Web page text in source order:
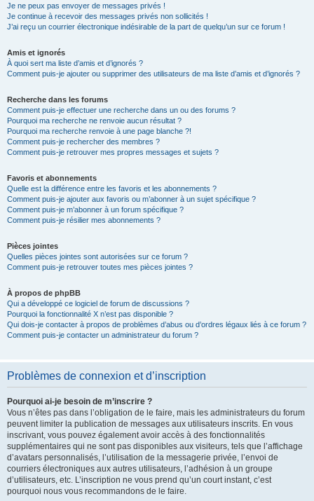
Je ne peux pas envoyer de messages privés !
Je continue à recevoir des messages privés non sollicités !
J’ai reçu un courrier électronique indésirable de la part de quelqu’un sur ce forum !
Amis et ignorés
À quoi sert ma liste d’amis et d’ignorés ?
Comment puis-je ajouter ou supprimer des utilisateurs de ma liste d’amis et d’ignorés ?
Recherche dans les forums
Comment puis-je effectuer une recherche dans un ou des forums ?
Pourquoi ma recherche ne renvoie aucun résultat ?
Pourquoi ma recherche renvoie à une page blanche ?!
Comment puis-je rechercher des membres ?
Comment puis-je retrouver mes propres messages et sujets ?
Favoris et abonnements
Quelle est la différence entre les favoris et les abonnements ?
Comment puis-je ajouter aux favoris ou m’abonner à un sujet spécifique ?
Comment puis-je m’abonner à un forum spécifique ?
Comment puis-je résilier mes abonnements ?
Pièces jointes
Quelles pièces jointes sont autorisées sur ce forum ?
Comment puis-je retrouver toutes mes pièces jointes ?
À propos de phpBB
Qui a développé ce logiciel de forum de discussions ?
Pourquoi la fonctionnalité X n’est pas disponible ?
Qui dois-je contacter à propos de problèmes d’abus ou d’ordres légaux liés à ce forum ?
Comment puis-je contacter un administrateur du forum ?
Problèmes de connexion et d’inscription
Pourquoi ai-je besoin de m’inscrire ?
Vous n’êtes pas dans l’obligation de le faire, mais les administrateurs du forum
peuvent limiter la publication de messages aux utilisateurs inscrits. En vous
inscrivant, vous pouvez également avoir accès à des fonctionnalités
supplémentaires qui ne sont pas disponibles aux visiteurs, tels que l’affichage
d’avatars personnalisés, l’utilisation de la messagerie privée, l’envoi de
courriers électroniques aux autres utilisateurs, l’adhésion à un groupe
d’utilisateurs, etc. L’inscription ne vous prend qu’un court instant, c’est
pourquoi nous vous recommandons de le faire.